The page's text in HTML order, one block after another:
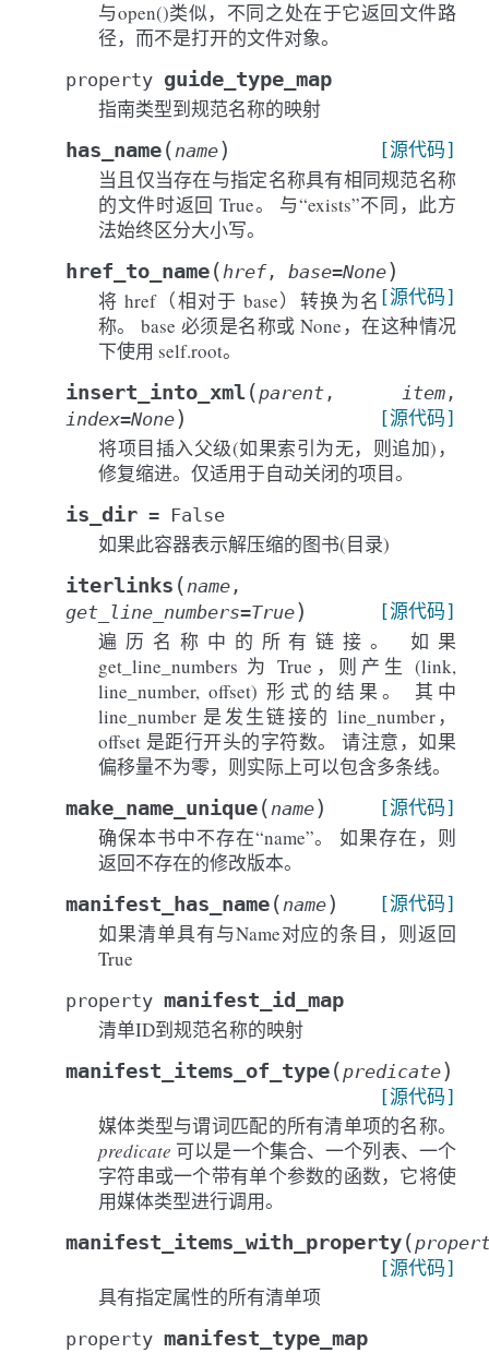
与open()类似，不同之处在于它返回文件路
径，而不是打开的文件对象。
property guide_type_map
指南类型到规范名称的映射
has_name( name) [源代码]
当且仅当存在与指定名称具有相同规范名称
的文件时返回 True。 与“exists”不同，此方
法始终区分大小写。
href_to_name( href, base=None)
[源代码]
将 href（相对于 base）转换为名
称。 base 必须是名称或 None，在这种情况
下使用 self.root。
insert_into_xml( parent , item ,
index=None) [源代码]
将项目插入父级(如果索引为无，则追加)，
修复缩进。仅适用于自动关闭的项目。
is_dir = False
如果此容器表示解压缩的图书(目录)
iterlinks ( name ,
get_line_numbers=True) [源代码]
遍历名称中的所有链接。 如果
get_line_numbers 为 True，则产生 (link,
line_number, offset) 形式的结果。 其中
line_number 是发生链接的 line_number，
offset 是距行开头的字符数。 请注意，如果
偏移量不为零，则实际上可以包含多条线。
make_name_unique( name) [源代码]
确保本书中不存在“name”。 如果存在，则
返回不存在的修改版本。
manifest_has_name( name) [源代码]
如果清单具有与Name对应的条目，则返回
True
property manifest_id_map
清单ID到规范名称的映射
manifest_items_of_type( predicate)
[源代码]
媒体类型与谓词匹配的所有清单项的名称。
predicate 可以是一个集合、一个列表、一个
字符串或一个带有单个参数的函数，它将使
用媒体类型进行调用。
manifest_items_with_property(
[源代码]
具有指定属性的所有清单项
property manifest_type_map